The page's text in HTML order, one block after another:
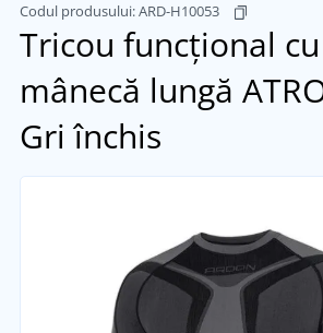
Codul produsului:ARD-H10053
Tricou funcțional cu
mânecă lungă
Gri închis